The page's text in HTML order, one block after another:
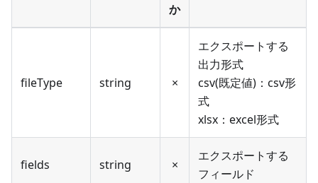
か
fileType string ×
エクスポートする
出力形式
csv(既定値)：csv形
式
xlsx：excel形式
fields string ×
エクスポートする
フィールド